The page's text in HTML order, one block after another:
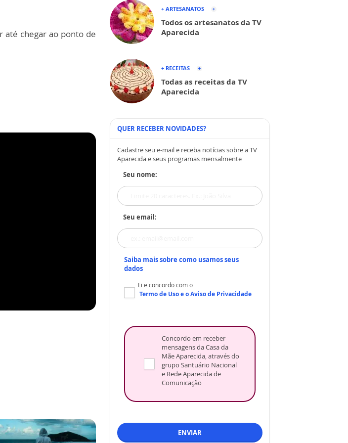
até chegar ao ponto de
+ ARTESANATOS
Todos os artesanatos da TV
Aparecida
+ RECEITAS
Todas as receitas da TV
Aparecida
QUER RECEBER NOVIDADES?
Cadastre seu e-mail e receba notícias sobre a TV
Aparecida e seus programas mensalmente
Seu nome:
Seu email:
Saiba mais sobre como usamos seus
dados
Li e concordo com o
Termo de Usoe oAviso de Privacidade
Concordo em receber
mensagens da Casa da
Mãe Aparecida, através do
grupo Santuário Nacional
e Rede Aparecida de
Comunicação
ENVIAR